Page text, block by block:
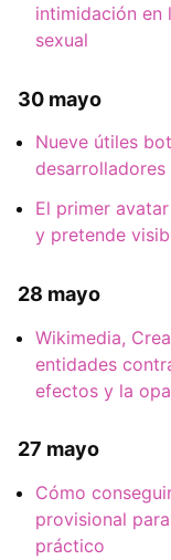
intimidación en
sexual
30 mayo
Nueve útiles
desarrolladores
El primer
y pretende
28 mayo
Wikimedia,
entidades
efectos y la
27 mayo
Cómo
provisional
práctico